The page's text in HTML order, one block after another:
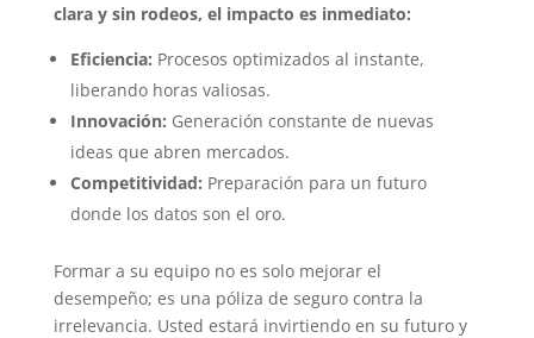
clara y sin rodeos, el impacto es inmediato:
Eficiencia: Procesos optimizados al instante,
liberando horas valiosas.
Innovación: Generación constante de nuevas
ideas que abren mercados.
Competitividad: Preparación para un futuro
donde los datos son el oro.
Formar a su equipo no es solo mejorar el
desempeño; es una póliza de seguro contra la
irrelevancia. Usted estará invirtiendo en su futuro y